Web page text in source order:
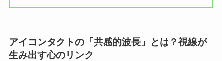
アイコンタクトの「共感的波長」とは？視線が
生み出す心のリンク